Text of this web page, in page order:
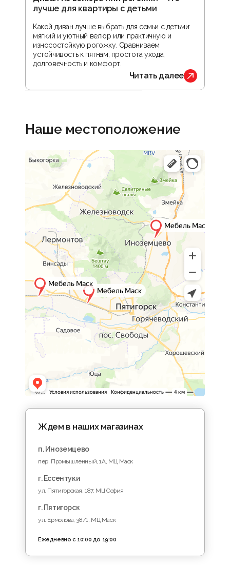
лучше для квартиры с детьми
Какой диван лучше выбрать для семьи с детьми:
мягкий и уютный велюр или практичную и
износостойкую рогожку. Сравниваем
устойчивость к пятнам, простота ухода,
долговечность и комфорт.
Читать далее
Наше местоположение
Ждем в наших магазинах
п. Иноземцево
пер. Промышленный, 1A, МЦ Маск
г. Ессентуки
ул. Пятигорская, 187, МЦ София
г. Пятигорск
ул. Ермолова, 38/1, МЦ Маск
Ежедневно с 10:00 до 19:00